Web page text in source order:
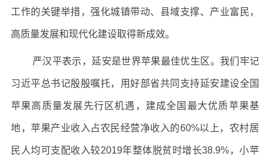
工作的关键举措，强化城镇带动、县域支撑、产业富民，
高质量发展和现代化建设取得新成效。
严汉平表示，延安是世界苹果最佳优生区。我们牢记
习近平总书记殷殷嘱托，用好部省共同支持延安建设全国
苹果高质量发展先行区机遇，建成全国最大优质苹果基
地，苹果产业收入占农民经营净收入的60%以上，农村居
民人均可支配收入较2019年整体脱贫时增长38.9%，小苹